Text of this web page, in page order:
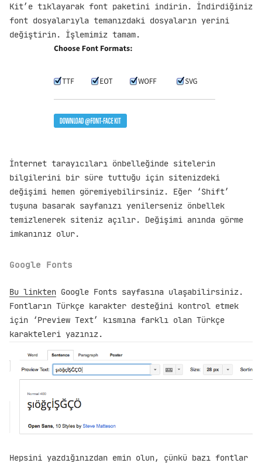
Kit’e tıklayarak font paketini indirin. İndirdiğiniz
font dosyalarıyla temanızdaki dosyaların yerini
değiştirin. İşlemimiz tamam.
İnternet tarayıcıları önbelleğinde sitelerin
bilgilerini bir süre tuttuğu için sitenizdeki
değişimi hemen göremiyebilirsiniz. Eğer ‘Shift’
tuşuna basarak sayfanızı yenilerseniz önbellek
temizlenerek siteniz açılır. Değişimi anında görme
imkanınız olur.
Google Fonts
Bu linkten Google Fonts sayfasına ulaşabilirsiniz.
Fontların Türkçe karakter desteğini kontrol etmek
için ‘Preview Text’ kısmına farklı olan Türkçe
karakteleri yazınız.
Hepsini yazdığınızdan emin olun, çünkü bazı fontlar